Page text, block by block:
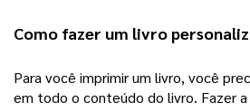
Como fazer um livro
Para você imprimir um livro, você
em todo o conteúdo do livro. Fazer a